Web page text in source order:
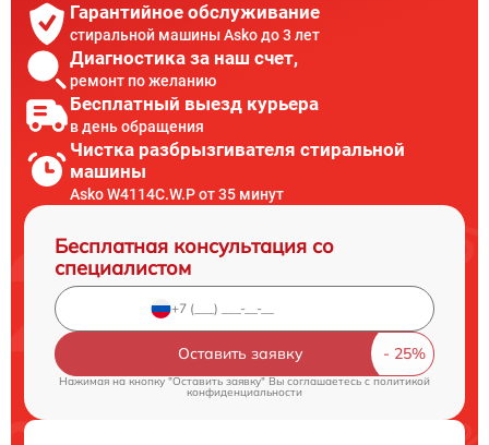
Гарантийное обслуживание
стиральной машины Asko до 3 лет
Диагностика за наш счет,
ремонт по желанию
Бесплатный выезд курьера
в день обращения
Чистка разбрызгивателя стиральной
машины
Asko W4114C.W.P от 35 минут
Бесплатная консультация со
специалистом
Оставить заявку
Нажимая на кнопку "Оставить заявку" Вы соглашаетесь cполитикой
конфиденциальности